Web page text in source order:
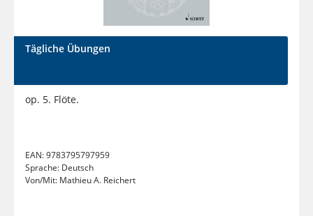
Tägliche Übungen
op. 5. Flöte.
EAN:9783795797959
Sprache: Deutsch
Von/Mit: Mathieu A. Reichert